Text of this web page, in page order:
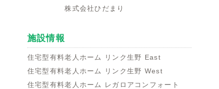
株式会社ひだまり
施設情報
住宅型有料老人ホーム リンク生野 East
住宅型有料老人ホーム リンク生野 West
住宅型有料老人ホーム レガロアコンフォート